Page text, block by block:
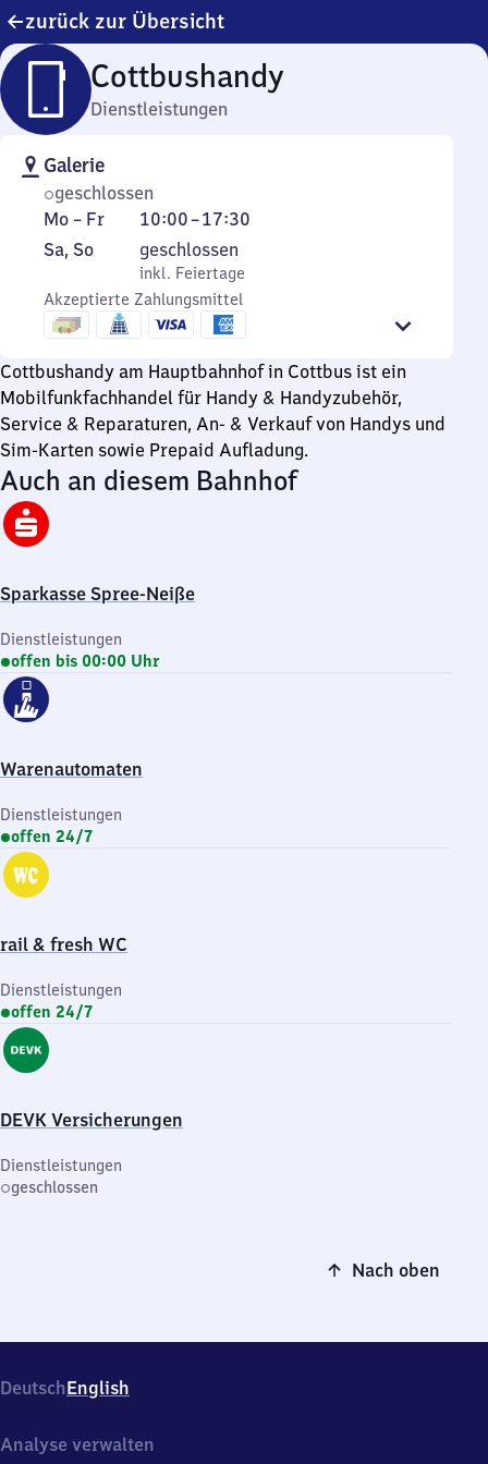
zurück zur Übersicht
Cottbushandy
Dienstleistungen
Galerie
geschlossen
Montag
bis
Mo – Fr 10:00–17:30
Von
10
Uhr
bis
17
30
Samstag
Sonntag
Sa, So,
inkl. Feiertage
geschlossen
inkl. Feiertage
Akzeptierte Zahlungsmittel
Cottbushandy am Hauptbahnhof in Cottbus ist ein
Mobilfunkfachhandel für Handy & Handyzubehör,
Service & Reparaturen, An- & Verkauf von Handys und
Sim-Karten sowie Prepaid Aufladung.
Auch an diesem Bahnhof
Sparkasse Spree-Neiße
Dienstleistungen
offen bis 00:00 Uhr
Warenautomaten
Dienstleistungen
offen 24/7
rail & fresh WC
Dienstleistungen
offen 24/7
DEVK Versicherungen
Dienstleistungen
geschlossen
Nach oben
DeutschEnglish
Analyse verwalten